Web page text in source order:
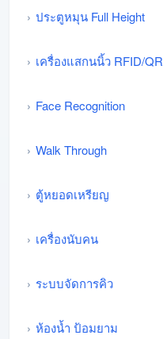
ประตูหมุน Full Height
เครื่องแสกนนิ้ว RFID/QR
Face Recognition
Walk Through
ตู้หยอดเหรียญ
เครื่องนับคน
ระบบจัดการคิว
ห้องน้ำ ป้อมยาม